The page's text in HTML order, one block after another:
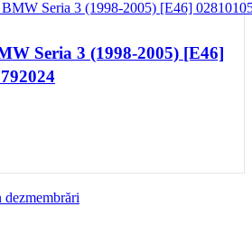
Seria 3 (1998-2005) [E46]